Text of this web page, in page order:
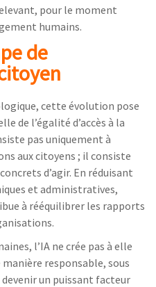
pour le moment
humains.
de
cette évolution pose
de l’égalité d’accès à la
pas uniquement à
aux citoyens ; il consiste
d’agir. En réduisant
et administratives,
à rééquilibrer les rapports
l’IA ne crée pas à elle
responsable, sous
un puissant facteur